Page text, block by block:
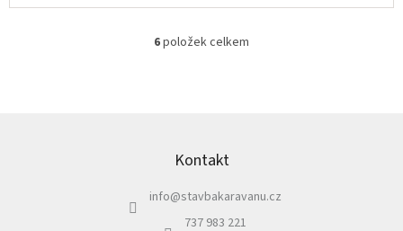
O
c
í
p
r
v
6položek celkem
Kontakt
info@stavbakaravanu.cz
737 983 221